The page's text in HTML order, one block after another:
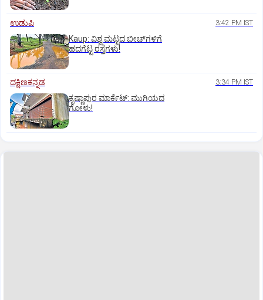
ಉಡುಪಿ 3:42 PM IST
Kaup: ವಿಶ್ವ ಮಟ್ಟದ ಬೀಚ್‌ಗಳಿಗೆ
ಹದಗೆಟ್ಟ ರಸ್ತೆಗಳು!
ದಕ್ಷಿಣಕನ್ನಡ 3:34 PM IST
ಕೃಷ್ಣಾಪುರ ಮಾರ್ಕೆಟ್‌: ಮುಗಿಯದ
ಗೋಳು!